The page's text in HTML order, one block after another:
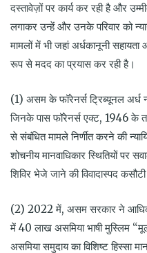
दस्तावेज़ों पर कार्य कर रही है और
लगाकर उन्हें और उनके परिवार को
मामलों में भी जहां अर्धकानूनी
रूप से मदद का प्रयास कर रही है।
(1) असम के फॉरेनर्स ट्रिब्यूनल अर्ध
जिनके पास फॉरेनर्स एक्ट, 1946 के
से संबंधित मामले निर्णीत करने की
शोचनीय मानवाधिकार स्थितियों पर
शिविर भेजे जाने की विवादास्पद
(2) 2022 में, असम सरकार ने
में 40 लाख असमिया भाषी मुस्लिम
असमिया समुदाय का विशिष्ट हिस्सा